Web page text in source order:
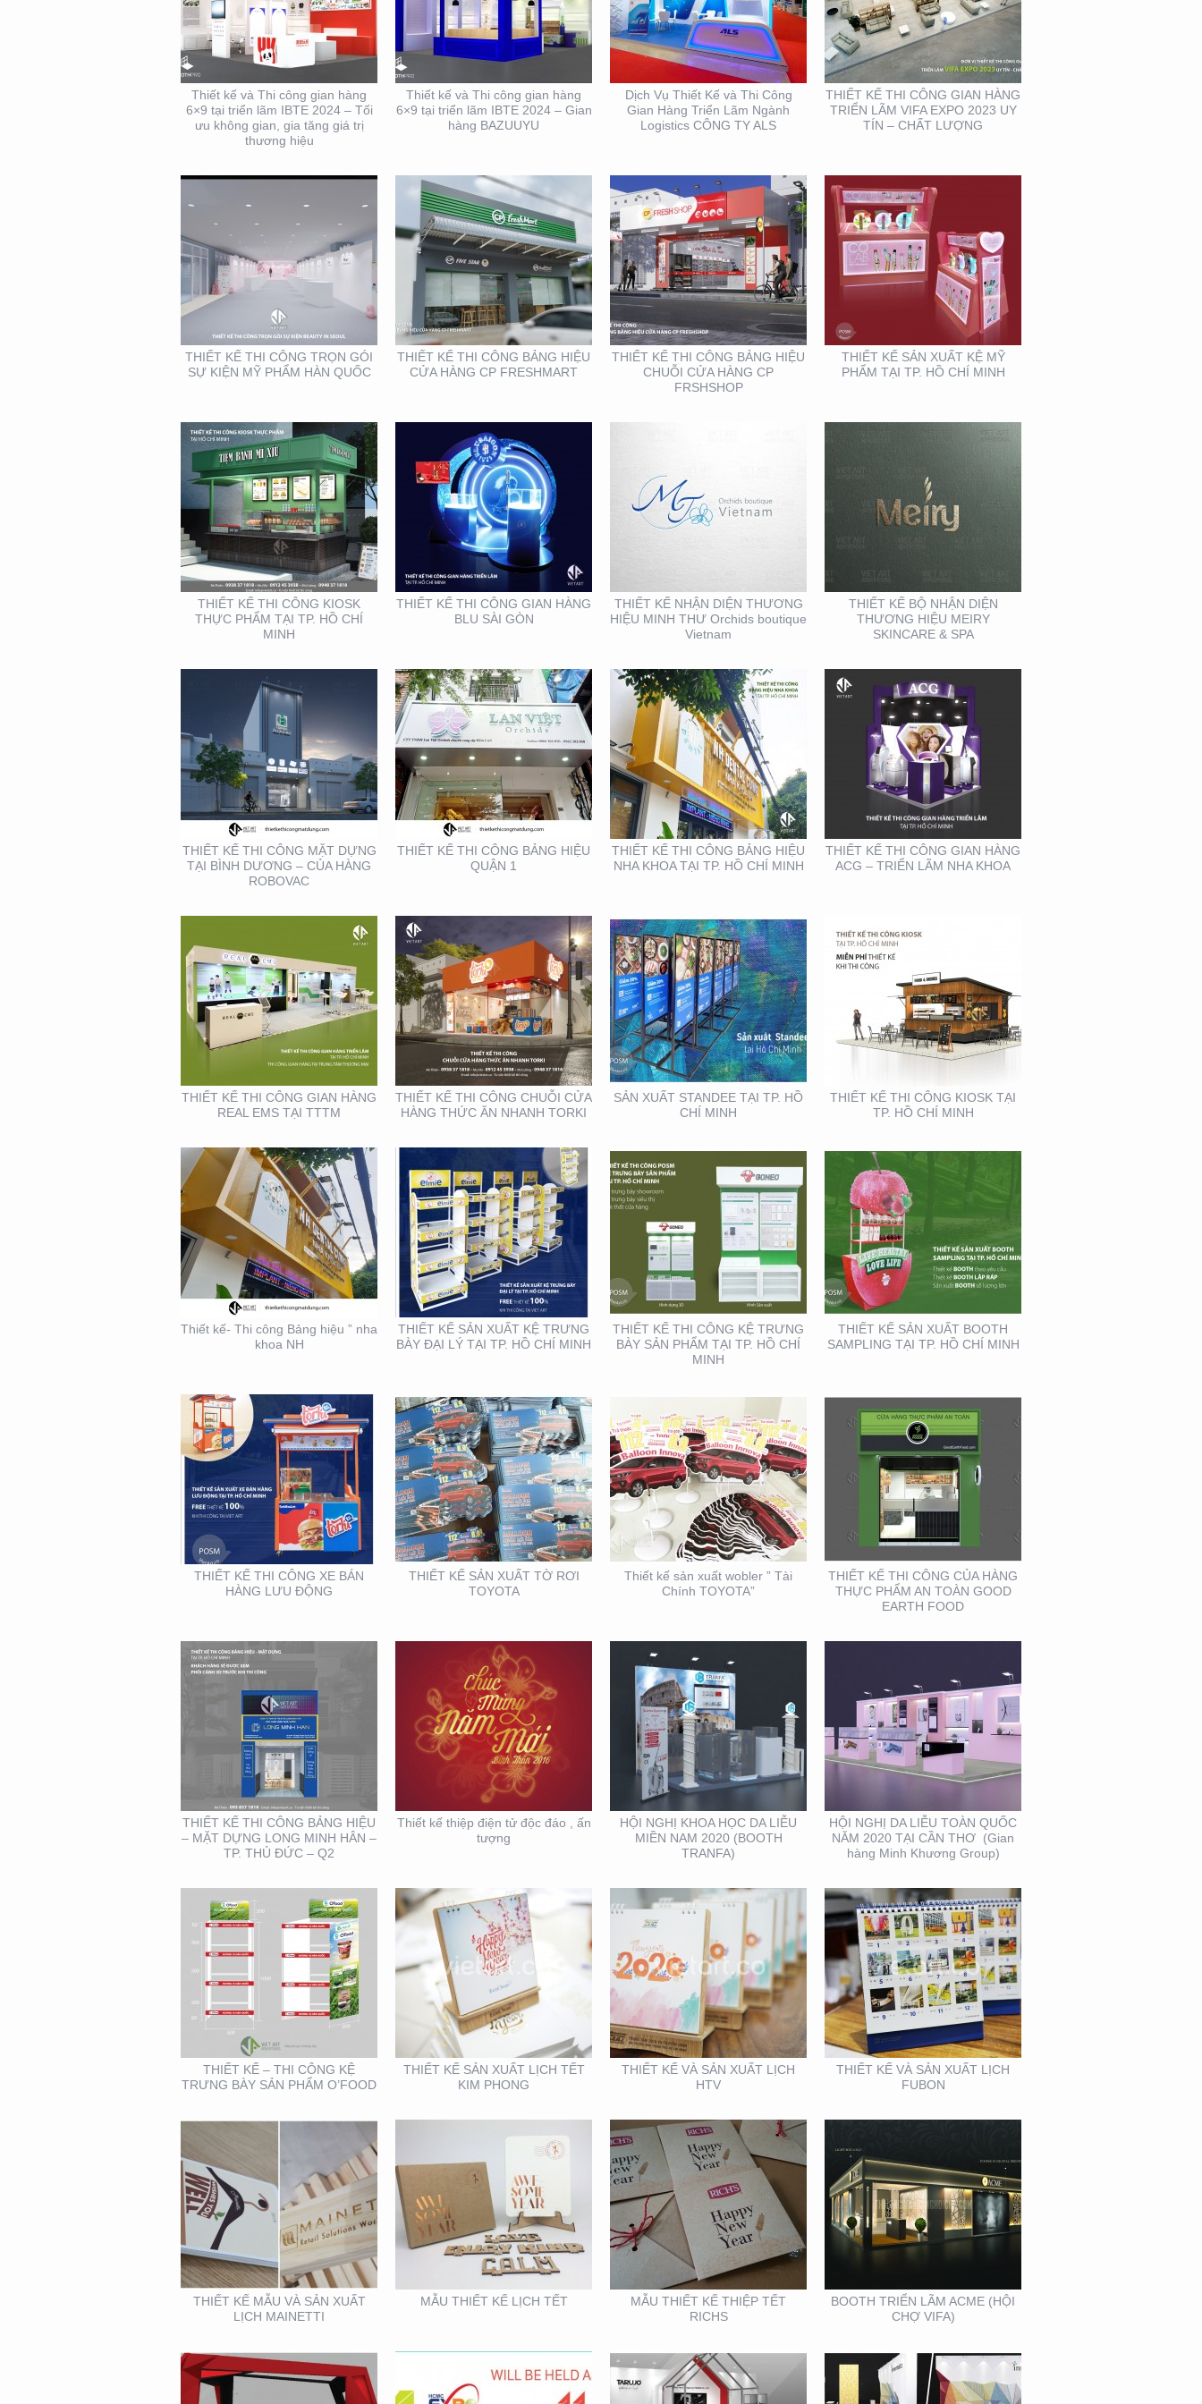
Thiết kế và Thi công gian hàng
6×9 tại triển lãm IBTE 2024 – Tối
ưu không gian, gia tăng giá trị
thương hiệu
Thiết kế và Thi công gian hàng
6×9 tại triển lãm IBTE 2024 – Gian
hàng BAZUUYU
Dịch Vụ Thiết Kế và Thi Công
Gian Hàng Triển Lãm Ngành
Logistics CÔNG TY ALS
THIẾT KẾ THI CÔNG GIAN HÀNG
TRIỂN LÃM VIFA EXPO 2023 UY
TÍN – CHẤT LƯỢNG
THIẾT KẾ THI CÔNG
TRỌN GÓI SỰ KIỆN MỸ
PHẨM HÀN QUỐC
THIẾT KẾ THI CÔNG TRỌN GÓI
SỰ KIỆN MỸ PHẨM HÀN QUỐC
THIẾT KẾ THI CÔNG
BẢNG HIỆU CỬA HÀNG
CP FRESHMART
THIẾT KẾ THI CÔNG BẢNG HIỆU
CỬA HÀNG CP FRESHMART
THIẾT KẾ THI CÔNG
BẢNG HIỆU CHUỖI CỬA
HÀNG CP FRSHSHOP
THIẾT KẾ THI CÔNG BẢNG HIỆU
CHUỖI CỬA HÀNG CP
FRSHSHOP
THIẾT KẾ SẢN XUẤT KỆ
MỸ PHẨM TẠI TP. HỒ
CHÍ MINH
THIẾT KẾ SẢN XUẤT KỆ MỸ
PHẨM TẠI TP. HỒ CHÍ MINH
THIẾT KẾ THI CÔNG
KIOSK THỰC PHẨM TẠI
TP. HỒ CHÍ MINH
THIẾT KẾ THI CÔNG KIOSK
THỰC PHẨM TẠI TP. HỒ CHÍ
MINH
THIẾT KẾ THI CÔNG
GIAN HÀNG BLU SÀI
GÒN
THIẾT KẾ THI CÔNG GIAN HÀNG
BLU SÀI GÒN
THIẾT KẾ NHẬN DIỆN
THƯƠNG HIỆU MINH
BOUTIQUE VIETNAM
THIẾT KẾ NHẬN DIỆN THƯƠNG
HIỆU MINH THƯ Orchids boutique
Vietnam
THIẾT KẾ BỘ NHẬN
DIỆN THƯƠNG HIỆU
MEIRY SKINCARE & SPA
THIẾT KẾ BỘ NHẬN DIỆN
THƯƠNG HIỆU MEIRY
SKINCARE & SPA
THIẾT KẾ THI CÔNG
MẶT DỰNG TẠI BÌNH
DƯƠNG – CỦA HÀNG
ROBOVAC
THIẾT KẾ THI CÔNG MẶT DỰNG
TẠI BÌNH DƯƠNG – CỦA HÀNG
ROBOVAC
THIẾT KẾ THI CÔNG
BẢNG HIỆU QUẬN 1
THIẾT KẾ THI CÔNG BẢNG HIỆU
QUẬN 1
THIẾT KẾ THI CÔNG
THIẾT KẾ THI CÔNG BẢNG HIỆU
NHA KHOA TẠI TP. HỒ CHÍ MINH
THIẾT KẾ THI CÔNG
GIAN HÀNG ACG –
THIẾT KẾ THI CÔNG GIAN HÀNG
ACG – TRIỂN LÃM NHA KHOA
THIẾT KẾ THI CÔNG
GIAN HÀNG REAL EMS
TẠI TTTM
THIẾT KẾ THI CÔNG GIAN HÀNG
REAL EMS TẠI TTTM
THIẾT KẾ THI CÔNG
CHUỖI CỬA HÀNG
THỨC ĂN NHANH TORKI
THIẾT KẾ THI CÔNG CHUỖI CỬA
HÀNG THỨC ĂN NHANH TORKI
SẢN XUẤT STANDEE TẠI
TP. HỒ CHÍ MINH
SẢN XUẤT STANDEE TẠI TP. HỒ
CHÍ MINH
THIẾT KẾ THI CÔNG
KIOSK TẠI TP. HỒ CHÍ
MINH
THIẾT KẾ THI CÔNG KIOSK TẠI
TP. HỒ CHÍ MINH
THIẾT KẾ- THI CÔNG
BẢNG HIỆU ” NHA KHOA
NH
Thiết kế- Thi công Bảng hiệu ” nha
khoa NH
THIẾT KẾ SẢN XUẤT KỆ
TRƯNG BÀY ĐẠI LÝ TẠI
TP. HỒ CHÍ MINH
THIẾT KẾ SẢN XUẤT KỆ TRƯNG
BÀY ĐẠI LÝ TẠI TP. HỒ CHÍ MINH
THIẾT KẾ THI CÔNG KỆ
TRƯNG BÀY SẢN PHẨM
TẠI TP. HỒ CHÍ MINH
THIẾT KẾ THI CÔNG KỆ TRƯNG
BÀY SẢN PHẨM TẠI TP. HỒ CHÍ
MINH
THIẾT KẾ SẢN XUẤT
BOOTH SAMPLING TẠI
TP. HỒ CHÍ MINH
THIẾT KẾ SẢN XUẤT BOOTH
SAMPLING TẠI TP. HỒ CHÍ MINH
THIẾT KẾ THI CÔNG XE
BÁN HÀNG LƯU ĐỘNG
THIẾT KẾ THI CÔNG XE BÁN
HÀNG LƯU ĐỘNG
THIẾT KẾ SẢN XUẤT TỜ
RƠI TOYOTA
THIẾT KẾ SẢN XUẤT TỜ RƠI
TOYOTA
THIẾT KẾ SẢN XUẤT
WOBLER ” TÀI CHÍNH
TOYOTA”
Thiết kế sản xuất wobler ” Tài
Chính TOYOTA”
THIẾT KẾ THI CÔNG
CỦA HÀNG THỰC PHẨM
AN TOÀN GOOD EARTH
THIẾT KẾ THI CÔNG CỦA HÀNG
THỰC PHẨM AN TOÀN GOOD
EARTH FOOD
THIẾT KẾ THI CÔNG
BẢNG HIỆU – MẶT
DỰNG LONG MINH HÂN
– TP. THỦ ĐỨC – Q2
THIẾT KẾ THI CÔNG BẢNG HIỆU
– MẶT DỰNG LONG MINH HÂN –
TP. THỦ ĐỨC – Q2
THIẾT KẾ THIỆP ĐIỆN
TỬ ĐỘC ĐÁO , ẤN
TƯỢNG
Thiết kế thiệp điện tử độc đáo , ấn
tượng
HỘI NGHỊ KHOA HỌC
DA LIỄU MIỀN NAM 2020
(BOOTH TRANFA)
HỘI NGHỊ KHOA HỌC DA LIỄU
MIỀN NAM 2020 (BOOTH
TRANFA)
HỘI NGHỊ DA LIỄU
TOÀN QUỐC NĂM 2020
TẠI CẦN THƠ (GIAN
HÀNG MINH KHƯƠNG
GROUP)
HỘI NGHỊ DA LIỄU TOÀN QUỐC
NĂM 2020 TẠI CẦN THƠ (Gian
hàng Minh Khương Group)
THIẾT KẾ – THI CÔNG
KỆ TRƯNG BÀY SẢN
PHẨM O’FOOD
THIẾT KẾ – THI CÔNG KỆ
TRƯNG BÀY SẢN PHẨM O’FOOD
THIẾT KẾ SẢN XUẤT
LỊCH TẾT KIM PHONG
THIẾT KẾ SẢN XUẤT LỊCH TẾT
KIM PHONG
THIẾT KẾ VÀ SẢN XUẤT
LỊCH HTV
THIẾT KẾ VÀ SẢN XUẤT LỊCH
HTV
THIẾT KẾ VÀ SẢN XUẤT
LỊCH FUBON
THIẾT KẾ VÀ SẢN XUẤT LỊCH
FUBON
THIẾT KẾ MẪU VÀ SẢN
XUẤT LỊCH MAINETTI
THIẾT KẾ MẪU VÀ SẢN XUẤT
LỊCH MAINETTI
MẪU THIẾT KẾ LỊCH
TẾT
MẪU THIẾT KẾ LỊCH TẾT
MẪU THIẾT KẾ THIỆP
TẾT RICHS
MẪU THIẾT KẾ THIỆP TẾT
RICHS
BOOTH TRIỂN LÃM
ACME (HỘI CHỢ VIFA)
BOOTH TRIỂN LÃM ACME (HỘI
CHỢ VIFA)
BOOTH TRIỂN LÃM
CITIGYM ( TẠI HỘI CHỢ
EXPO_NOVOLAND)
VIFA EXPO 2020 – TƯ
VẤN THIẾT KẾ THI
CÔNG GIAN HÀNG
TRIỂN LÃM
BOOTH KIM NGƯU
(TARUJO) – TRIỂN
LÃMVIỆT BUILD 12-2019
BOOTH INNOMATZ –
TRIỂN LÃM VIỆT BUILD
12-2019